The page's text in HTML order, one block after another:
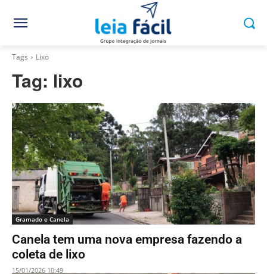
Tags Lixo
Tag: lixo
Gramado e Canela
Canela tem uma nova empresa fazendo a
coleta de lixo
15/01/2026 10:49